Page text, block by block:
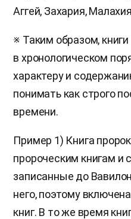
Аггей, Захария, Малахия
※ Таким образом,
в хронологическом
характеру и
понимать как строго
времени.
Пример 1) Книга
пророческим книгам и
записанные до
него, поэтому
книг. В то же время